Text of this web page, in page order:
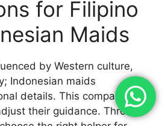
for Filipino
Maids
by Western culture,
Indonesian maids
details. This comparison
their guidance. Through